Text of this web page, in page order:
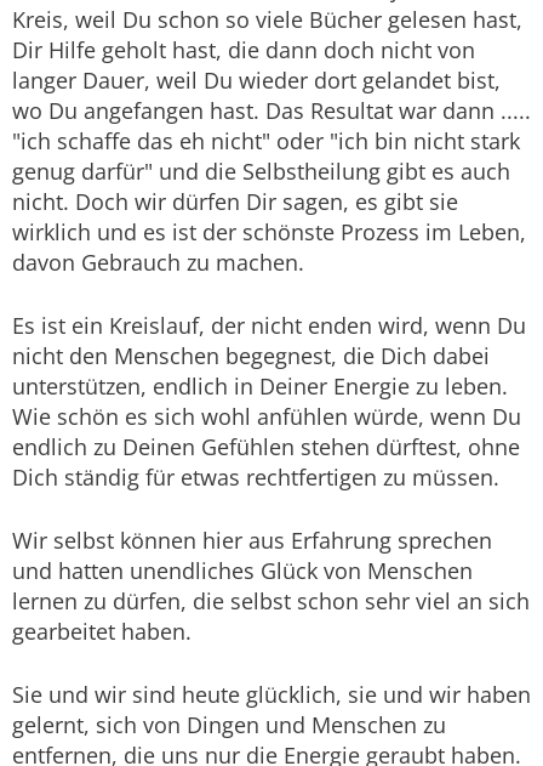
Kreis, weil Du schon so viele Bücher gelesen hast,
Dir Hilfe geholt hast, die dann doch nicht von
langer Dauer, weil Du wieder dort gelandet bist,
wo Du angefangen hast. Das Resultat war dann .....
"ich schaffe das eh nicht" oder "ich bin nicht stark
genug darfür" und die Selbstheilung gibt es auch
nicht. Doch wir dürfen Dir sagen, es gibt sie
wirklich und es ist der schönste Prozess im Leben,
davon Gebrauch zu machen.
Es ist ein Kreislauf, der nicht enden wird, wenn Du
nicht den Menschen begegnest, die Dich dabei
unterstützen, endlich in Deiner Energie zu leben.
Wie schön es sich wohl anfühlen würde, wenn Du
endlich zu Deinen Gefühlen stehen dürftest, ohne
Dich ständig für etwas rechtfertigen zu müssen.
Wir selbst können hier aus Erfahrung sprechen
und hatten unendliches Glück von Menschen
lernen zu dürfen, die selbst schon sehr viel an sich
gearbeitet haben.
Sie und wir sind heute glücklich, sie und wir haben
gelernt, sich von Dingen und Menschen zu
entfernen, die uns nur die Energie geraubt haben.